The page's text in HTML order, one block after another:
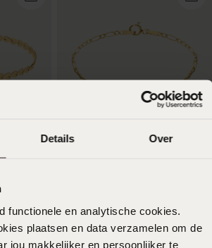
Details Over
functionele en analytische cookies.
plaatsen en data verzamelen om de
jou makkelijker en persoonlijker te
hart